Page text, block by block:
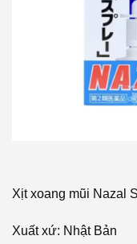
Xịt xoang mũi Nazal
Xuất xứ: Nhật Bản